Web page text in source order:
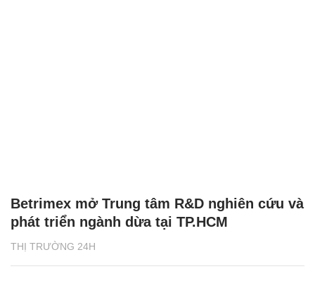
THỊ TRƯỜNG 24H
Betrimex mở Trung tâm R&D nghiên cứu và
phát triển ngành dừa tại TP.HCM